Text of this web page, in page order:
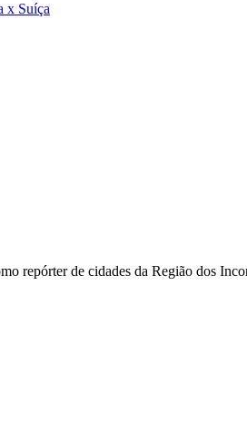
x Suíça
repórter de cidades da Região dos